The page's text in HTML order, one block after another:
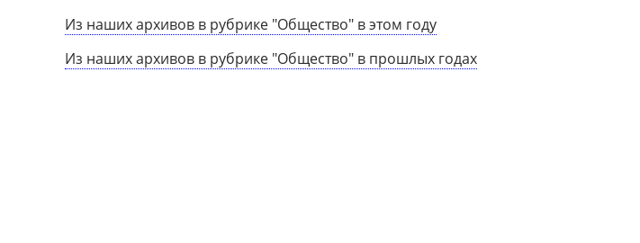
Из наших архивов в рубрике "Общество" в этом году
Из наших архивов в рубрике "Общество" в прошлых годах